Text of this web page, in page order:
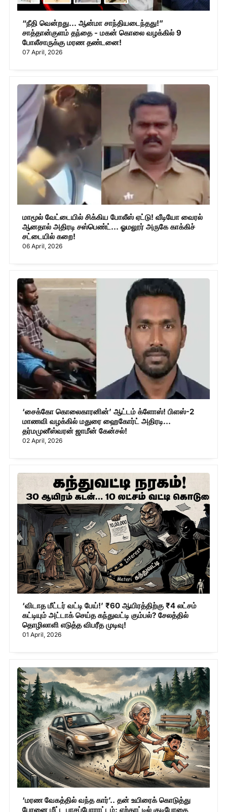
“நீதி வென்றது... ஆன்மா சாந்தியடைந்தது!”
சாத்தான்குளம் தந்தை - மகன் கொலை வழக்கில் 9
போலீசாருக்கு மரண தண்டனை!
07 April, 2026
மாமூல் வேட்டையில் சிக்கிய போலீஸ் ஏட்டு! வீடியோ வைரல்
ஆனதால் அதிரடி சஸ்பெண்ட்... ஓமலூர் அருகே காக்கிச்
சட்டையில் கறை!
06 April, 2026
‘சைக்கோ கொலைகாரனின்’ ஆட்டம் க்ளோஸ்! பிளஸ்-2
மாணவி வழக்கில் மதுரை ஹைகோர்ட் அதிரடி...
தர்மமுனீஸ்வரன் ஜாமீன் கேன்சல்!
02 April, 2026
‘விடாத மீட்டர் வட்டி பேய்!’ ₹60 ஆயிரத்திற்கு ₹4 லட்சம்
கட்டியும் அட்டாக் செய்த கந்துவட்டி கும்பல்? சேலத்தில்
தொழிலாளி எடுத்த விபரீத முடிவு!
01 April, 2026
‘மரண வேகத்தில் வந்த கார்’.. தன் உயிரைக் கொடுத்து
பேரனை மீட்ட பாசப்போராட்டம்: ஏற்காட்டில் குடிபோதை